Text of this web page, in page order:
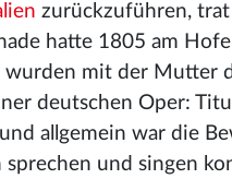
zurückzuführen,
hatte 1805 am
wurden mit der Mutter
deutschen Oper:
allgemein war die
und singen